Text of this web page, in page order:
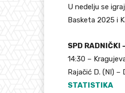
U nedelju se
Basketa 2025 i
SPD RADNIČKI
14:30 –
Rajačić D. (NI) –
STATISTIKA